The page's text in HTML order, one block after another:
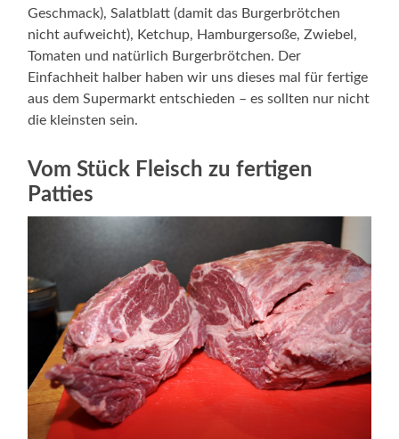
Geschmack), Salatblatt (damit das Burgerbrötchen
nicht aufweicht), Ketchup, Hamburgersoße, Zwiebel,
Tomaten und natürlich Burgerbrötchen. Der
Einfachheit halber haben wir uns dieses mal für fertige
aus dem Supermarkt entschieden – es sollten nur nicht
die kleinsten sein.
Vom Stück Fleisch zu fertigen
Patties